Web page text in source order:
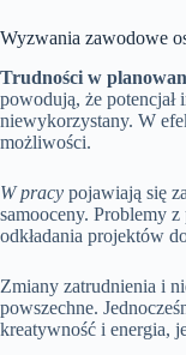
Wyzwania zawodowe
Trudności w
powodują, że potencjał
niewykorzystany. W
możliwości.
W pracy pojawiają się
samooceny. Problemy
odkładania projektów
Zmiany zatrudnienia i
powszechne.
kreatywność i energia,